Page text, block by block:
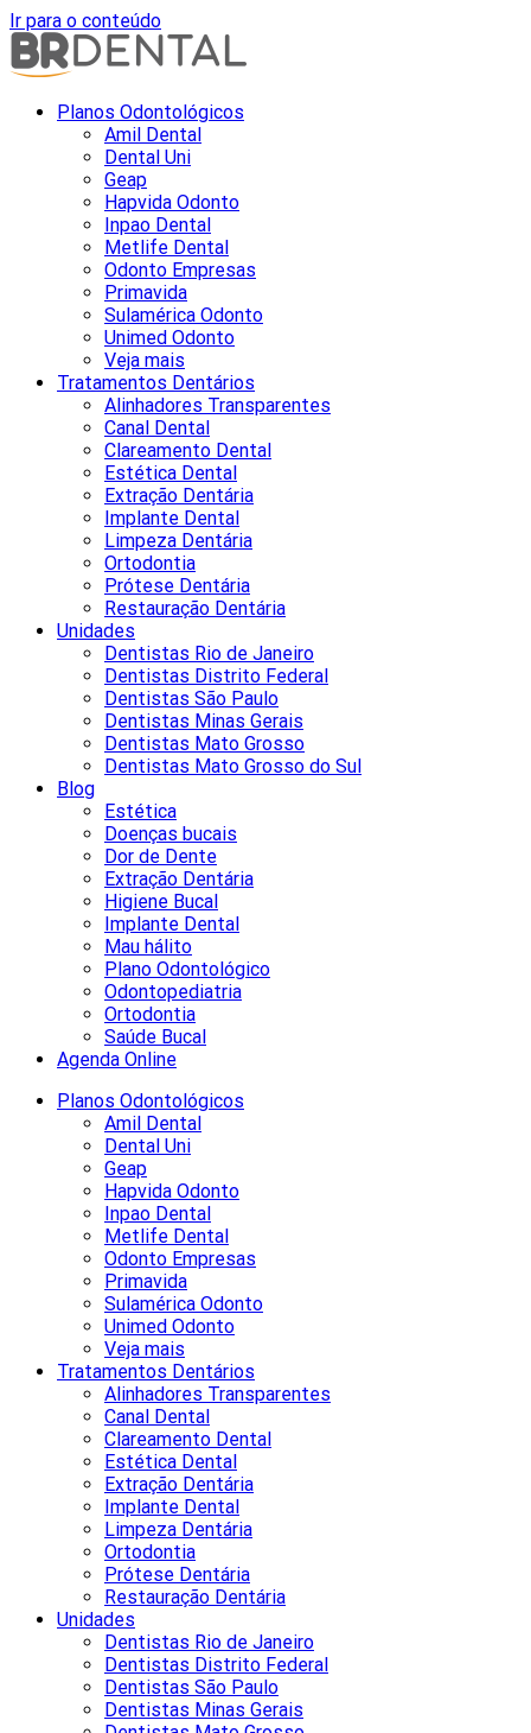
Ir para o conteúdo
Planos Odontológicos
Amil Dental
Dental Uni
Geap
Hapvida Odonto
Inpao Dental
Metlife Dental
Odonto Empresas
Primavida
Sulamérica Odonto
Unimed Odonto
Veja mais
Tratamentos Dentários
Alinhadores Transparentes
Canal Dental
Clareamento Dental
Estética Dental
Extração Dentária
Implante Dental
Limpeza Dentária
Ortodontia
Prótese Dentária
Restauração Dentária
Unidades
Dentistas Rio de Janeiro
Dentistas Distrito Federal
Dentistas São Paulo
Dentistas Minas Gerais
Dentistas Mato Grosso
Dentistas Mato Grosso do Sul
Blog
Estética
Doenças bucais
Dor de Dente
Extração Dentária
Higiene Bucal
Implante Dental
Mau hálito
Plano Odontológico
Odontopediatria
Ortodontia
Saúde Bucal
Agenda Online
Planos Odontológicos
Amil Dental
Dental Uni
Geap
Hapvida Odonto
Inpao Dental
Metlife Dental
Odonto Empresas
Primavida
Sulamérica Odonto
Unimed Odonto
Veja mais
Tratamentos Dentários
Alinhadores Transparentes
Canal Dental
Clareamento Dental
Estética Dental
Extração Dentária
Implante Dental
Limpeza Dentária
Ortodontia
Prótese Dentária
Restauração Dentária
Unidades
Dentistas Rio de Janeiro
Dentistas Distrito Federal
Dentistas São Paulo
Dentistas Minas Gerais